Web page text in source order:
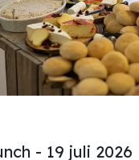
- 19 juli 2026